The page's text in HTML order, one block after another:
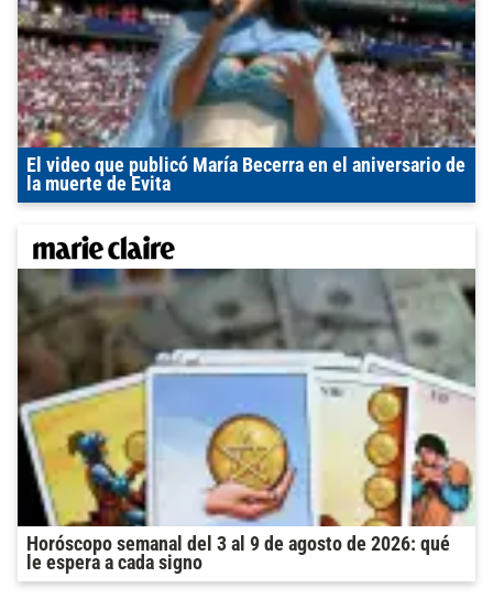
El video que publicó María Becerra en el aniversario de
la muerte de Evita
Horóscopo semanal del 3 al 9 de agosto de 2026: qué
le espera a cada signo